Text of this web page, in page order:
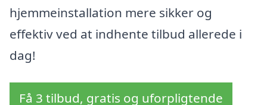
hjemmeinstallation mere sikker og
effektiv ved at indhente tilbud allerede i
dag!
Få 3 tilbud, gratis og uforpligtende